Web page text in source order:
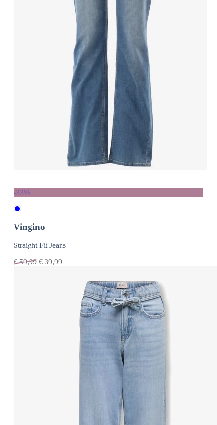
-33%
Vingino
Straight Fit Jeans
€59,99 € 39,99